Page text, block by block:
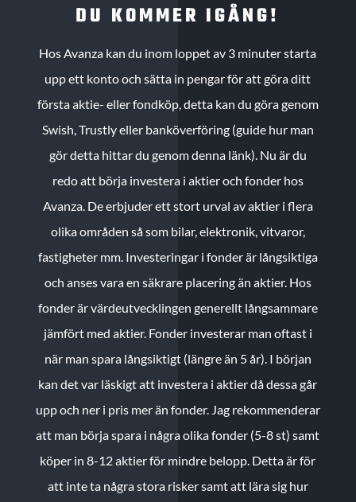
DU KOMMER IGÅNG!
Hos Avanza kan du inom loppet av 3 minuter starta
upp ett konto och sätta in pengar för att göra ditt
första aktie- eller fondköp, detta kan du göra genom
Swish, Trustly eller banköverföring (guide hur man
gör detta hittar du genom denna länk). Nu är du
redo att börja investera i aktier och fonder hos
Avanza. De erbjuder ett stort urval av aktier i flera
olika områden så som bilar, elektronik, vitvaror,
fastigheter mm. Investeringar i fonder är långsiktiga
och anses vara en säkrare placering än aktier. Hos
fonder är värdeutvecklingen generellt långsammare
jämfört med aktier. Fonder investerar man oftast i
när man spara långsiktigt (längre än 5 år). I början
kan det var läskigt att investera i aktier då dessa går
upp och ner i pris mer än fonder. Jag rekommenderar
att man börja spara i några olika fonder (5-8 st) samt
köper in 8-12 aktier för mindre belopp. Detta är för
att inte ta några stora risker samt att lära sig hur